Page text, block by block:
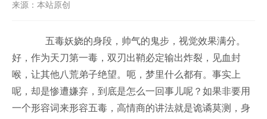
来源：本站原创
五毒妖娆的身段，帅气的鬼步，视觉效果满分。
好，作为天刀第一毒，双刃出鞘必定输出炸裂，见血封
喉，让其他八荒弟子绝望。呃，梦里什么都有。事实上
呢，却是惨遭嫌弃，到底是怎么一回事儿呢？如果非要用
一个形容词来形容五毒，高情商的讲法就是诡谲莫测，身